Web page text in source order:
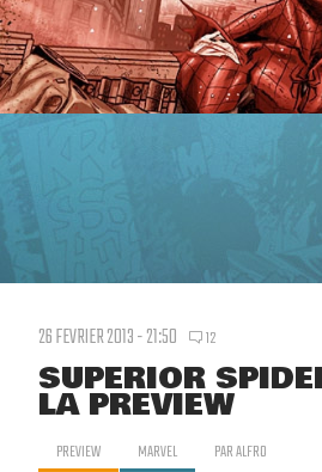
26 FEVRIER 2013 - 21:50 12
SUPERIOR
LA PREVIEW
PREVIEW MARVEL PARALFRO